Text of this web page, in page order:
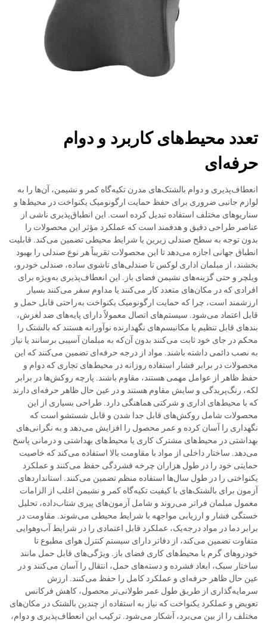
تعدد محیط‌های کاربرد و دوام
حرفه‌ای
انعطاف‌پذیری و دوام بالشتک‌های مدرن تکیه‌گاه کمر و نشیمن، آن‌ها را به
لوازم جانبی ضروری برای حفظ حمایت ارگونومیک یکنواخت در محیط‌ها و
سناریوهای مختلف استفاده تبدیل کرده است. این انطباق‌پذیری ناشی از
عناصر طراحی دقیق و هدفمند است که عملکرد مؤثر این محصولات را
بدون توجه به سطح صندلی زیرین یا شرایط محیطی تضمین می‌کند. قابلیت
انطباق جهانی اجازه می‌دهد تا این محصولات تقریباً هر نوع صندلی را بهبود
بخشند، از مبلمان اداری لوکس تا صندلی‌های تاشوی ساده، صندلی خودرو،
ویلچر و حتی گزینه‌های نشیمن فضای باز. این انعطاف‌پذیری به‌ویژه برای
افرادی که در مکان‌های متعدد کار می‌کنند یا مداوم سفر می‌کنند بسیار
ارزشمند است، چرا که حمایت ارگونومیک یکنواخت به‌راحتی قابل حمل و
قابل اعتماد می‌شود. سیستم‌های اتصال معمولاً دارای پایه‌های ضد لغزش،
بند‌های قابل تنظیم یا مکانیسم‌های نگهدارنده نوآورانه هستند که بالشتک را
محکم در جای خود ثابت می‌کنند بدون آن‌که به مبلمان آسیبی برسانند یا نیاز
به نصب دائمی داشته باشند. مواد از درجه حرفه‌ای تضمین می‌کنند که این
محصولات در برابر فشار استفاده روزانه در محیط‌های تجاری که دوام و
حفظ ظاهر از عوامل مهمی هستند، مقاوم باشند. پارچه روکش‌ها در برابر
لکه، رنگ‌پریدگی و سایش مقاوم هستند و در عین حال ظاهر حرفه‌ای دارند
که با محیط‌های اداری و شرکتی هماهنگی دارد. طراحی بسیاری از این
محصولات شامل روکش‌های قابل جدا شدن و قابل شستشو است که
نگهداری را آسان کرده و عمر محصول را افزایش می‌دهد و به نگرانی‌های
بهداشتی در محیط‌های مشترک کاری یا محیط‌های بهداشتی و درمانی پاسخ
می‌دهد. ساختار داخلی از مواد با مقاومت بالا استفاده می‌کند که خاصیت
حمایتی خود را در طول هزاران چرخه فشردگی حفظ می‌کنند و عملکرد
یکنواختی را در طول سال‌ها استفاده منظم تضمین می‌کنند. استانداردهای
آزمون برای بالشتک‌های با کیفیت تکیه‌گاه کمر و نشیمن اغلب از الزامات
معمول مبلمان فراتر می‌روند و شامل آزمون‌های پیری شتاب‌داده، تحلیل
خستگی فشار و ارزیابی مواجهه با شرایط محیطی می‌شوند. مقاومت در
برابر دما در مواد درجه‌یک، عملکرد قابل اعتمادی را در شرایط آب‌وهوایی
متفاوت تضمین می‌کند، از دفاتر دارای سیستم کنترل هوای مطبوع تا
خودروهای گرم یا محیط‌های کاری فضای باز. ویژگی‌های قابل حمل مانند
ساختار سبک، ابعاد فشرده و دسته‌های حمل، انتقال را آسان می‌کنند و در
عین حال ظاهر حرفه‌ای و عملکرد کامل را حفظ می‌کنند. ارزش
سرمایه‌گذاری از طریق طول عمر طولانی‌تر محصول، کاهش فرکانس
تعویض و عملکرد یکنواخت که نیاز به استفاده از چندین بالشتک در مکان‌های
مختلف را از بین می‌برد، آشکار می‌شود. ترکیب این انعطاف‌پذیری و دوام،